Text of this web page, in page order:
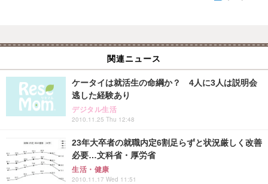
関連ニュース
ケータイは就活生の命綱か？ 4人に3人は説明会
逃した経験あり
デジタル生活
2010.11.25 Thu 12:48
23年大卒者の就職内定6割足らずと状況厳しく改善
必要…文科省・厚労省
生活・健康
2010.11.17 Wed 11:51